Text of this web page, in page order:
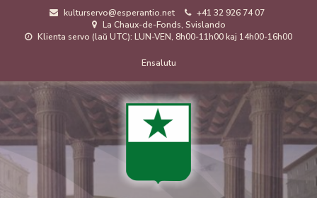
kulturservo@esperantio.net
+41 32 926 74 07
La Chaux-de-Fonds, Svislando
Klienta servo (laŭ UTC): LUN-VEN, 8h00-11h00 kaj 14h00-16h00
de
uzanto
Ensalutu